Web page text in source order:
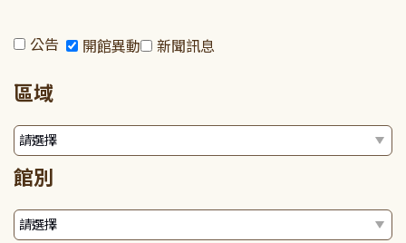
公告 開館異動 新聞訊息
區域
館別